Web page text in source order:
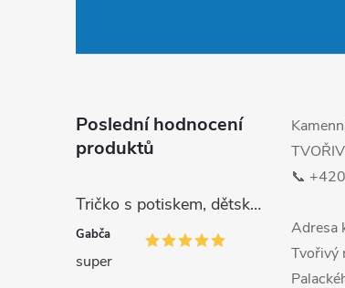
Poslední hodnocení
produktů
Tričko s potiskem, dětské, MALÁ DRŽKATÁ HOLKA, 1 ks
Gabča
super
📞
Adresa
Tvořivý